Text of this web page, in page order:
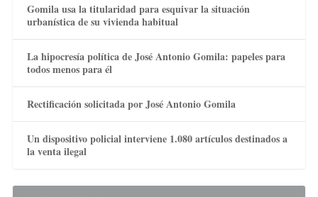
Gomila usa la titularidad para esquivar la situación
urbanística de su vivienda habitual
La hipocresía política de José Antonio Gomila: papeles para
todos menos para él
Rectificación solicitada por José Antonio Gomila
Un dispositivo policial interviene 1.080 artículos destinados a
la venta ilegal